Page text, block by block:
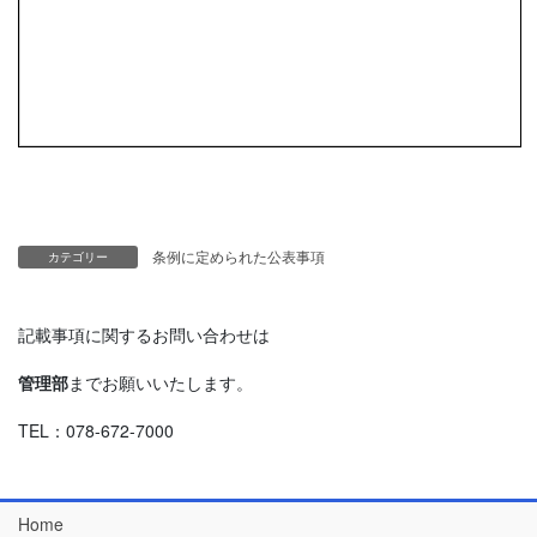
カテゴリー 条例に定められた公表事項
記載事項に関するお問い合わせは
管理部までお願いいたします。
TEL：078-672-7000
Home